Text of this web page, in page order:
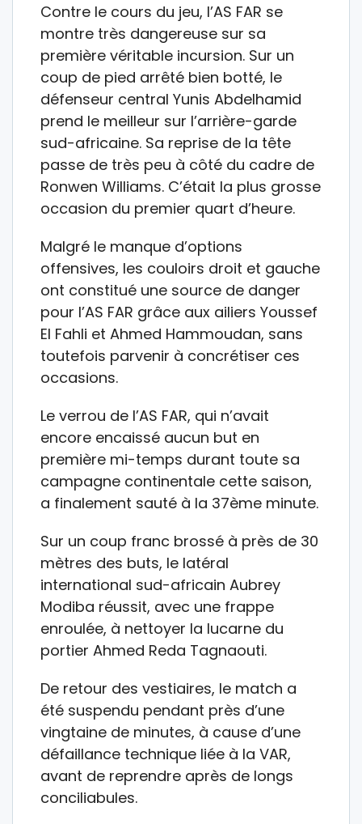
Contre le cours du jeu, l’AS FAR se
montre très dangereuse sur sa
première véritable incursion. Sur un
coup de pied arrêté bien botté, le
défenseur central Yunis Abdelhamid
prend le meilleur sur l’arrière-garde
sud-africaine. Sa reprise de la tête
passe de très peu à côté du cadre de
Ronwen Williams. C’était la plus grosse
occasion du premier quart d’heure.
Malgré le manque d’options
offensives, les couloirs droit et gauche
ont constitué une source de danger
pour l’AS FAR grâce aux ailiers Youssef
El Fahli et Ahmed Hammoudan, sans
toutefois parvenir à concrétiser ces
occasions.
Le verrou de l’AS FAR, qui n’avait
encore encaissé aucun but en
première mi-temps durant toute sa
campagne continentale cette saison,
a finalement sauté à la 37ème minute.
Sur un coup franc brossé à près de 30
mètres des buts, le latéral
international sud-africain Aubrey
Modiba réussit, avec une frappe
enroulée, à nettoyer la lucarne du
portier Ahmed Reda Tagnaouti.
De retour des vestiaires, le match a
été suspendu pendant près d’une
vingtaine de minutes, à cause d’une
défaillance technique liée à la VAR,
avant de reprendre après de longs
conciliabules.